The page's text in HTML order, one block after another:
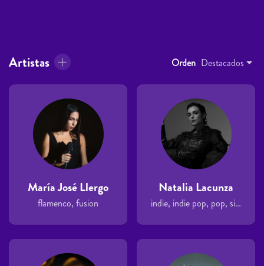
Artistas Orden Destacados
María José Llergo
flamenco, fusion
Natalia Lacunza
indie, indie pop, pop, singer-songwriter